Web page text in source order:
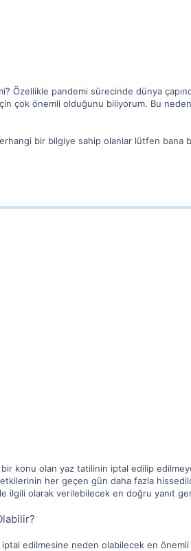
Özellikle pandemi sürecinde dünya
çok önemli olduğunu biliyorum. Bu
bir bilgiye sahip olanlar lütfen
bir konu olan yaz tatilinin iptal edilip
her geçen gün daha fazla
ilgili olarak verilebilecek en doğru yanıt
edilmesine neden olabilecek en